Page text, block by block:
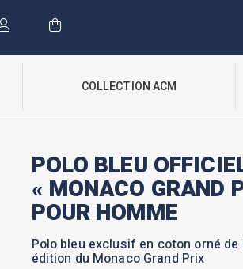
COLLECTION ACM
POLO BLEU
« MONACO GRAND
POUR HOMME
Polo bleu exclusif en coton orné
édition du Monaco Grand Prix